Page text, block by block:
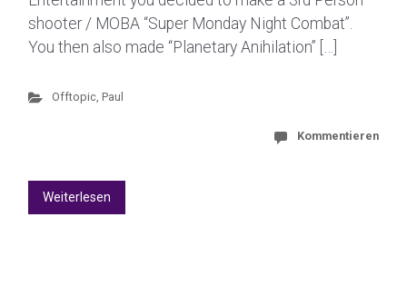
shooter / MOBA “Super Monday Night Combat”.
You then also made “Planetary Anihilation” […]
Offtopic, Paul
Kommentieren
Weiterlesen